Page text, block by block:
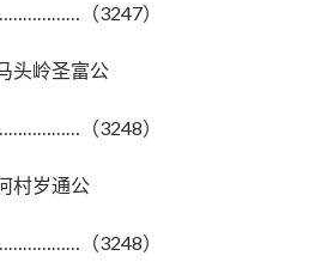
（3247）
头岭圣富公
（3248）
村岁通公
（3248）